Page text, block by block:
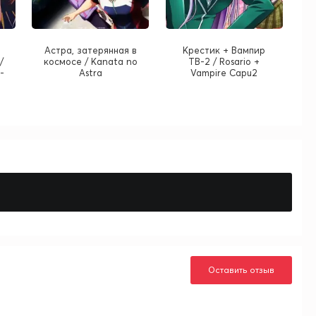
Астра, затерянная в
космосе / Kanata no
Astra
Крестик + Вампир
ТВ-2 / Rosario +
Vampire Capu2
Оставить отзыв